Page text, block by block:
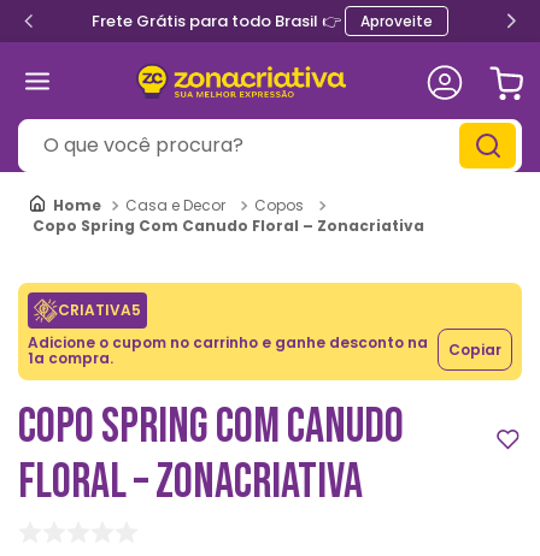
Frete Grátis para todo Brasil 👉 Aproveite
O que você procura?
Casa e Decor
Copos
Copo Spring Com Canudo Floral – Zonacriativa
CRIATIVA5
Adicione o cupom no carrinho e ganhe desconto na
1a compra. Copiar
COPO SPRING COM CANUDO
FLORAL – ZONACRIATIVA